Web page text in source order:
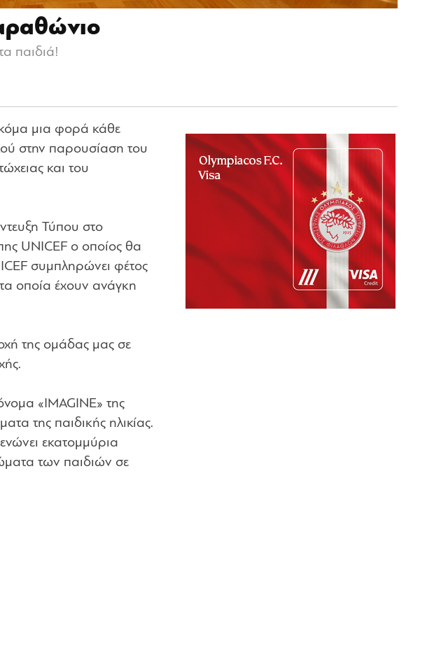
παιδιά!
μια φορά κάθε
στην παρουσίαση του
και του
Τύπου στο
UNICEF ο οποίος θα
συμπληρώνει φέτος
οποία έχουν ανάγκη
της ομάδας μας σε
«IMAGINE» της
της παιδικής ηλικίας.
εκατομμύρια
των παιδιών σε